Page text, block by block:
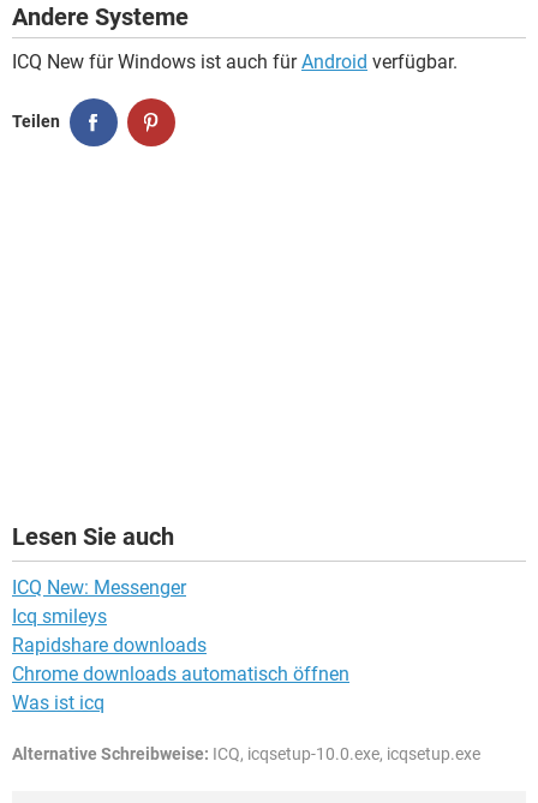
Andere Systeme
ICQ New für Windows ist auch fürAndroid verfügbar.
Teilen
Lesen Sie auch
ICQ New: Messenger
Icq smileys
Rapidshare downloads
Chrome downloads automatisch öffnen
Was ist icq
Alternative Schreibweise: ICQ, icqsetup-10.0.exe, icqsetup.exe